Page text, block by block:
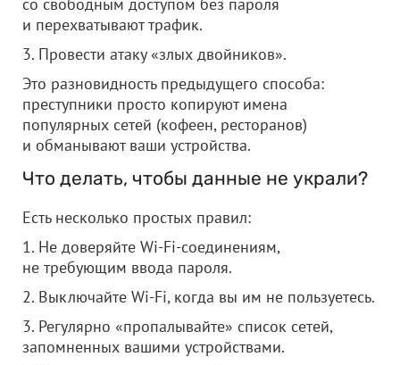
и перехватывают трафик.
3. Провести атаку «злых двойников».
Это разновидность предыдущего способа:
преступники просто копируют имена
популярных сетей (кофеен, ресторанов)
и обманывают ваши устройства.
Что делать, чтобы данные не украли?
Есть несколько простых правил:
1. Не доверяйте Wi-Fi-соединениям,
не требующим ввода пароля.
2. Выключайте Wi-Fi, когда вы им не пользуетесь.
3. Регулярно «пропалывайте» список сетей,
запомненных вашими устройствами.